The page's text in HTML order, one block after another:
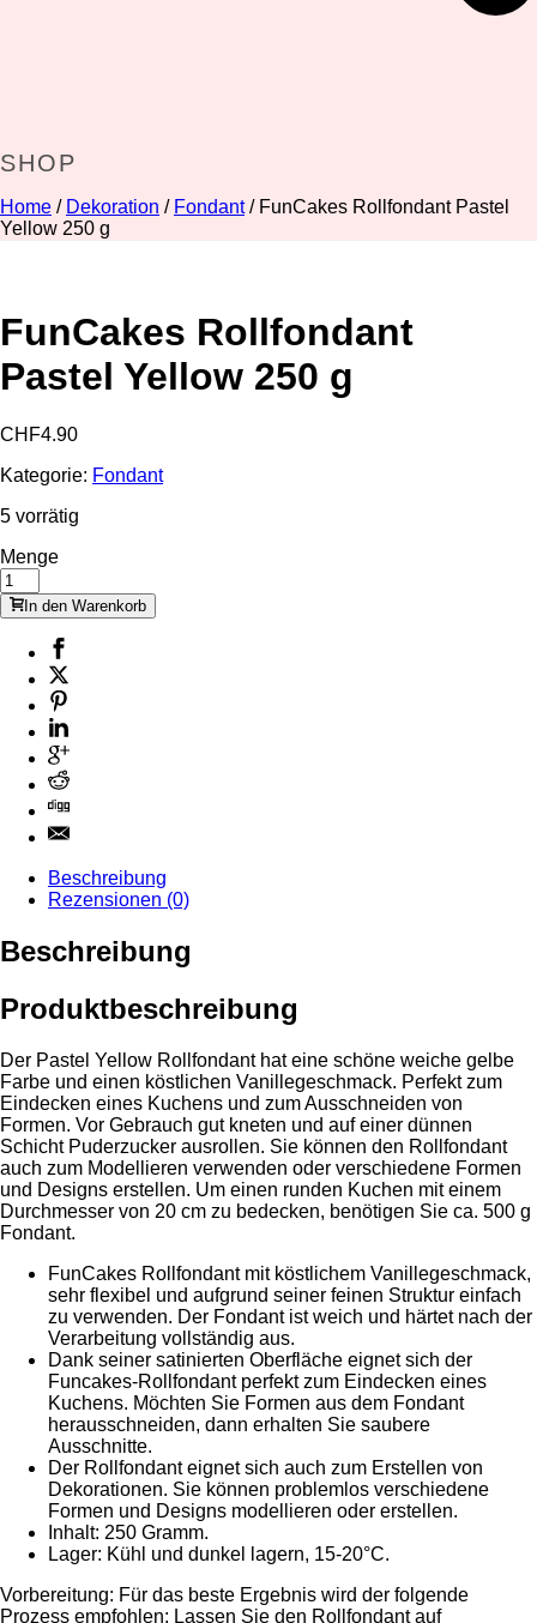
SHOP
Home / Dekoration / Fondant/ FunCakes Rollfondant Pastel
Yellow 250 g
FunCakes Rollfondant
Pastel Yellow 250 g
CHF4.90
Kategorie: Fondant
5 vorrätig
Menge
In den Warenkorb
Beschreibung
Rezensionen (0)
Beschreibung
Produktbeschreibung
Der Pastel Yellow Rollfondant hat eine schöne weiche gelbe
Farbe und einen köstlichen Vanillegeschmack. Perfekt zum
Eindecken eines Kuchens und zum Ausschneiden von
Formen. Vor Gebrauch gut kneten und auf einer dünnen
Schicht Puderzucker ausrollen. Sie können den Rollfondant
auch zum Modellieren verwenden oder verschiedene Formen
und Designs erstellen. Um einen runden Kuchen mit einem
Durchmesser von 20 cm zu bedecken, benötigen Sie ca. 500 g
Fondant.
FunCakes Rollfondant mit köstlichem Vanillegeschmack,
sehr flexibel und aufgrund seiner feinen Struktur einfach
zu verwenden. Der Fondant ist weich und härtet nach der
Verarbeitung vollständig aus.
Dank seiner satinierten Oberfläche eignet sich der
Funcakes-Rollfondant perfekt zum Eindecken eines
Kuchens. Möchten Sie Formen aus dem Fondant
herausschneiden, dann erhalten Sie saubere
Ausschnitte.
Der Rollfondant eignet sich auch zum Erstellen von
Dekorationen. Sie können problemlos verschiedene
Formen und Designs modellieren oder erstellen.
Inhalt: 250 Gramm.
Lager: Kühl und dunkel lagern, 15-20°C.
Vorbereitung: Für das beste Ergebnis wird der folgende
Prozess empfohlen: Lassen Sie den Rollfondant auf